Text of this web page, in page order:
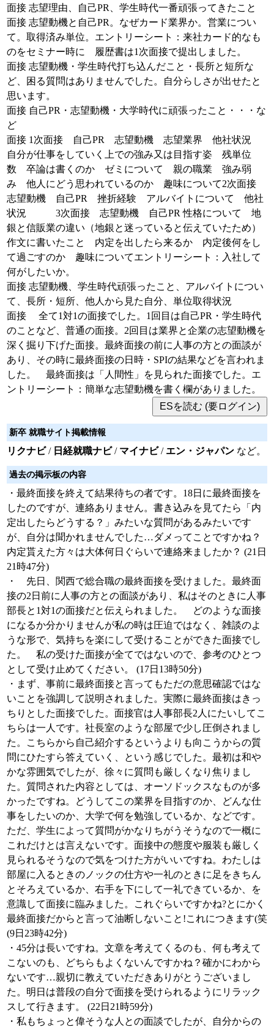
面接 志望理由、自己PR、学生時代一番頑張ってきたこと
面接 志望動機と自己PR。なぜカード業界か。営業につい
て。取得済み単位。エントリーシート：来社カード的なも
のをセミナー時に 履歴書は1次面接で提出しました。
面接 志望動機・学生時代打ち込んだこと・長所と短所な
ど、困る質問はありませんでした。自分らしさが出せたと
思います。
面接 自己PR・志望動機・大学時代に頑張ったこと・・・な
ど
面接 1次面接 自己PR 志望動機 志望業界 他社状況
自分が仕事をしていく上での強み又は目指す姿 残単位
数 卒論は書くのか ゼミについて 親の職業 強み弱
み 他人にどう思われているのか 趣味について2次面接
志望動機 自己PR 挫折経験 アルバイトについて 他社
状況 3次面接 志望動機 自己PR 性格について 地
銀と信販業の違い（地銀と迷っていると伝えていたため）
作文に書いたこと 内定を出したら来るか 内定後何をし
て過ごすのか 趣味についてエントリーシート：入社して
何がしたいか。
面接 志望動機、学生時代頑張ったこと、アルバイトについ
て、長所・短所、他人から見た自分、単位取得状況
面接 全て1対1の面接でした。1回目は自己PR・学生時代
のことなど、普通の面接。2回目は業界と企業の志望動機を
深く掘り下げた面接。最終面接の前に人事の方との面談が
あり、その時に最終面接の日時・SPIの結果などを言われま
した。 最終面接は「人間性」を見られた面接でした。エ
ントリーシート：簡単な志望動機を書く欄がありました。
新卒 就職サイト掲載情報
リクナビ/ 日経就職ナビ/ マイナビ/ エン・ジャパン など。
過去の掲示板の内容
・最終面接を終えて結果待ちの者です。18日に最終面接を
したのですが、連絡ありません。書き込みを見てたら「内
定出したらどうする？」みたいな質問があるみたいです
が、自分は聞かれませんでした…ダメってことですかね？
内定貰えた方々は大体何日ぐらいで連絡来ましたか？ (21日
21時47分)
・ 先日、関西で総合職の最終面接を受けました。最終面
接の2日前に人事の方との面談があり、私はそのときに人事
部長と1対1の面接だと伝えられました。 どのような面接
になるか分かりませんが私の時は圧迫ではなく、雑談のよ
うな形で、気持ちを楽にして受けることができた面接でし
た。 私の受けた面接が全てではないので、参考のひとつ
として受け止めてください。 (17日13時50分)
・まず、事前に最終面接と言ってもただの意思確認ではな
いことを強調して説明されました。実際に最終面接はきっ
ちりとした面接でした。面接官は人事部長2人にたいしてこ
ちらは一人です。社長室のような部屋で少し圧倒されまし
た。こちらから自己紹介するというよりも向こうからの質
問にひたすら答えていく、という感じでした。最初は和や
かな雰囲気でしたが、徐々に質問も厳しくなり焦りまし
た。質問された内容としては、オーソドックスなものが多
かったですね。どうしてこの業界を目指すのか、どんな仕
事をしたいのか、大学で何を勉強しているか、などです。
ただ、学生によって質問がかなりちがうそうなので一概に
これだけとは言えないです。面接中の態度や服装も厳しく
見られるそうなので気をつけた方がいいですね。わたしは
部屋に入るときのノックの仕方や一礼のときに足をきちん
とそろえているか、右手を下にして一礼できているか、を
意識して面接に臨みました。これぐらいですかね?とにかく
最終面接だからと言って油断しないこと!これにつきます(笑
(9日23時42分)
・45分は長いですね。文章を考えてくるのも、何も考えて
こないのも、どちらもよくないんですかね？確かにわから
ないです…親切に教えていただきありがとうございまし
た。明日は普段の自分で面接を受けられるようにリラック
スして行きます。 (22日21時59分)
・私もちょっと偉そうな人との面談でしたが、自分からの